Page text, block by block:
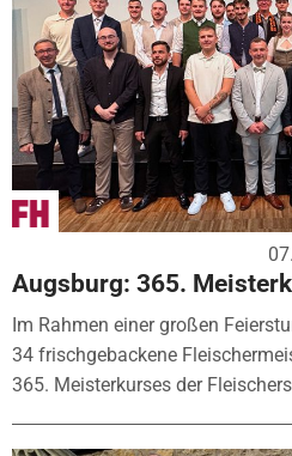
Augsburg: 365.
Im Rahmen einer großen
34 frischgebackene
365. Meisterkurses der